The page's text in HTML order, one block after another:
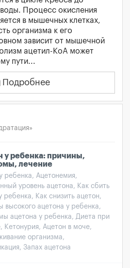
воды. Процесс окисления
в мышечных клетках,
организма к его
зависит от мышечной
ацетил-КоА может
пути...
Подробнее
у ребенка: причины,
лечение
ребенка, Ацетонемия,
уровень ацетона, Как сбить
ребенка, Как снизить ацетон,
высокого ацетона у ребенка,
ацетона у ребенка, Диета при
Кетонурия, Ацетон в моче,
организма,
Запах ацетона